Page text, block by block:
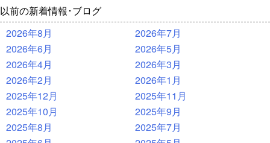
以前の新着情報･ブログ
2026年8月
2026年7月
2026年6月
2026年5月
2026年4月
2026年3月
2026年2月
2026年1月
2025年12月
2025年11月
2025年10月
2025年9月
2025年8月
2025年7月